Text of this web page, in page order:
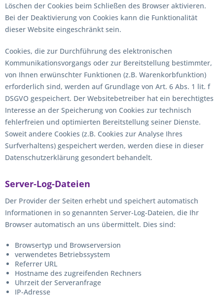
Löschen der Cookies beim Schließen des Browser aktivieren.
Bei der Deaktivierung von Cookies kann die Funktionalität
dieser Website eingeschränkt sein.
Cookies, die zur Durchführung des elektronischen
Kommunikationsvorgangs oder zur Bereitstellung bestimmter,
von Ihnen erwünschter Funktionen (z.B. Warenkorbfunktion)
erforderlich sind, werden auf Grundlage von Art. 6 Abs. 1 lit. f
DSGVO gespeichert. Der Websitebetreiber hat ein berechtigtes
Interesse an der Speicherung von Cookies zur technisch
fehlerfreien und optimierten Bereitstellung seiner Dienste.
Soweit andere Cookies (z.B. Cookies zur Analyse Ihres
Surfverhaltens) gespeichert werden, werden diese in dieser
Datenschutzerklärung gesondert behandelt.
Server-Log-Dateien
Der Provider der Seiten erhebt und speichert automatisch
Informationen in so genannten Server-Log-Dateien, die Ihr
Browser automatisch an uns übermittelt. Dies sind:
Browsertyp und Browserversion
verwendetes Betriebssystem
Referrer URL
Hostname des zugreifenden Rechners
Uhrzeit der Serveranfrage
IP-Adresse